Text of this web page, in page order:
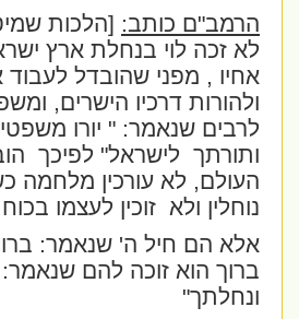
הרמב"ם כותב:[הלכות
לא זכה לוי בנחלת ארץ
אחיו , מפני שהובדל לעבוד
ולהורות דרכיו הישרים,
לרבים שנאמר: " יורו
ותורתך לישראל" לפיכך
העולם, לא עורכין מלחמה
נוחלין ולא זוכין לעצמו בכוח
אלא הם חיל ה' שנאמר: ברוך
ברוך הוא זוכה להם שנאמר:
ונחלתך"